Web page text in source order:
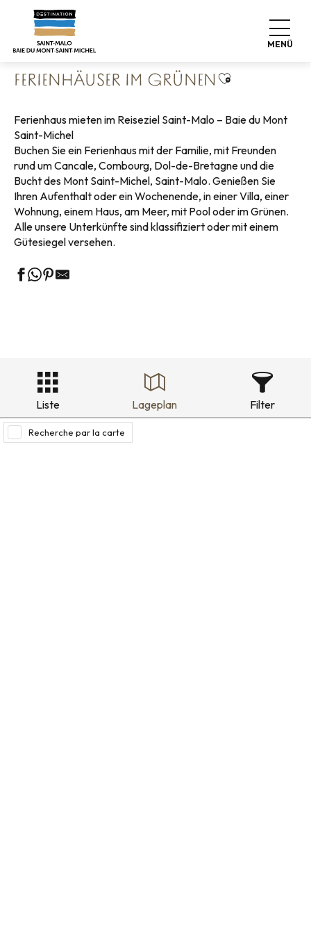
contenu
MENÜ
Startseite
Ferienhäuser
FERIENHÄUSER IM GRÜNEN Ajouter aux
Ferienhaus mieten im Reiseziel Saint-Malo – Baie du Mont
Saint-Michel
Buchen Sie ein Ferienhaus mit der Familie, mit Freunden
rund um Cancale, Combourg, Dol-de-Bretagne und die
Bucht des Mont Saint-Michel, Saint-Malo. Genießen Sie
Ihren Aufenthalt oder ein Wochenende, in einer Villa, einer
Wohnung, einem Haus, am Meer, mit Pool oder im Grünen.
Alle unsere Unterkünfte sind klassifiziert oder mit einem
Gütesiegel versehen.
Liste Lageplan Filter
Recherche par la carte